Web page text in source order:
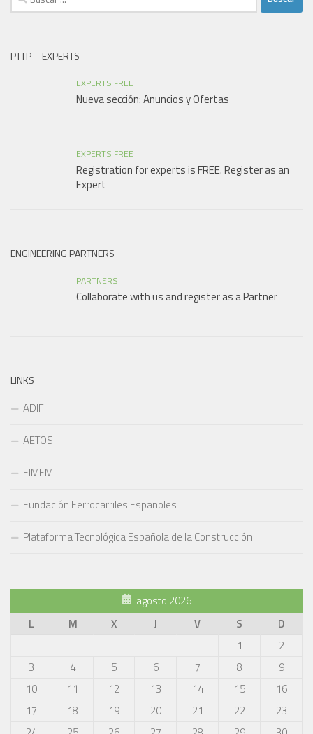
PTTP – EXPERTS
EXPERTS FREE
Nueva sección: Anuncios y Ofertas
EXPERTS FREE
Registration for experts is FREE. Register as an
Expert
ENGINEERING PARTNERS
PARTNERS
Collaborate with us and register as a Partner
LINKS
ADIF
AETOS
EIMEM
Fundación Ferrocarriles Españoles
Plataforma Tecnológica Española de la Construcción
agosto 2026
L
M X J V S
D
1
2
3
4 5 6 7 8
9
10
11 12 13 14 15
16
17
18 19 20 21 22
23